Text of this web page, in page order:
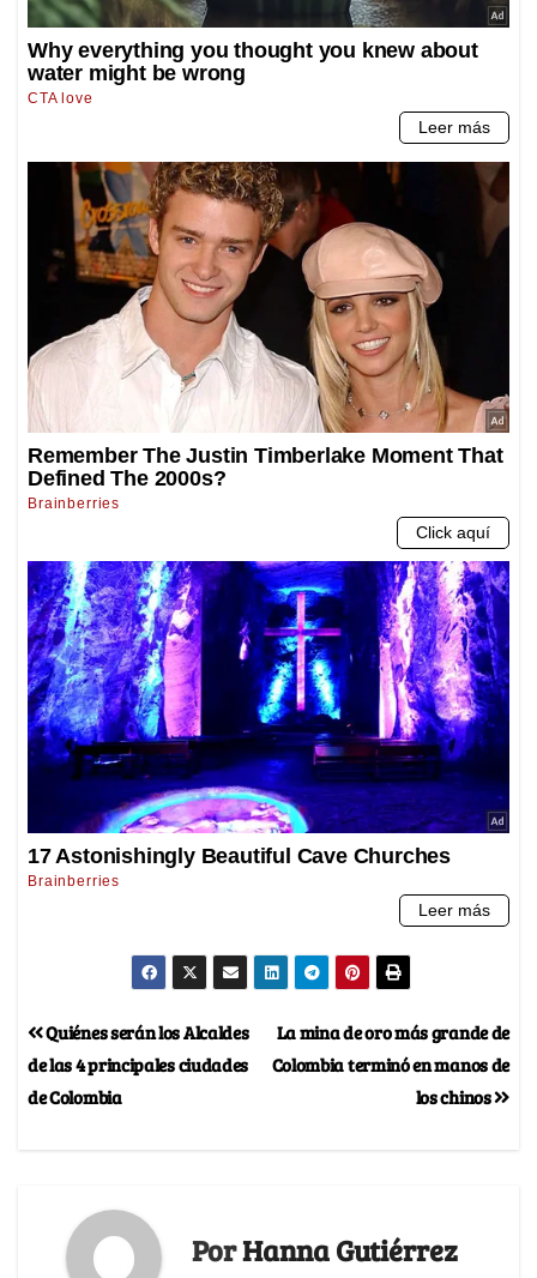
La mina de oro más grande de
Colombia terminó en manos de
los chinos
Quiénes serán los Alcaldes
de las 4 principales ciudades
de Colombia
PorHanna Gutiérrez